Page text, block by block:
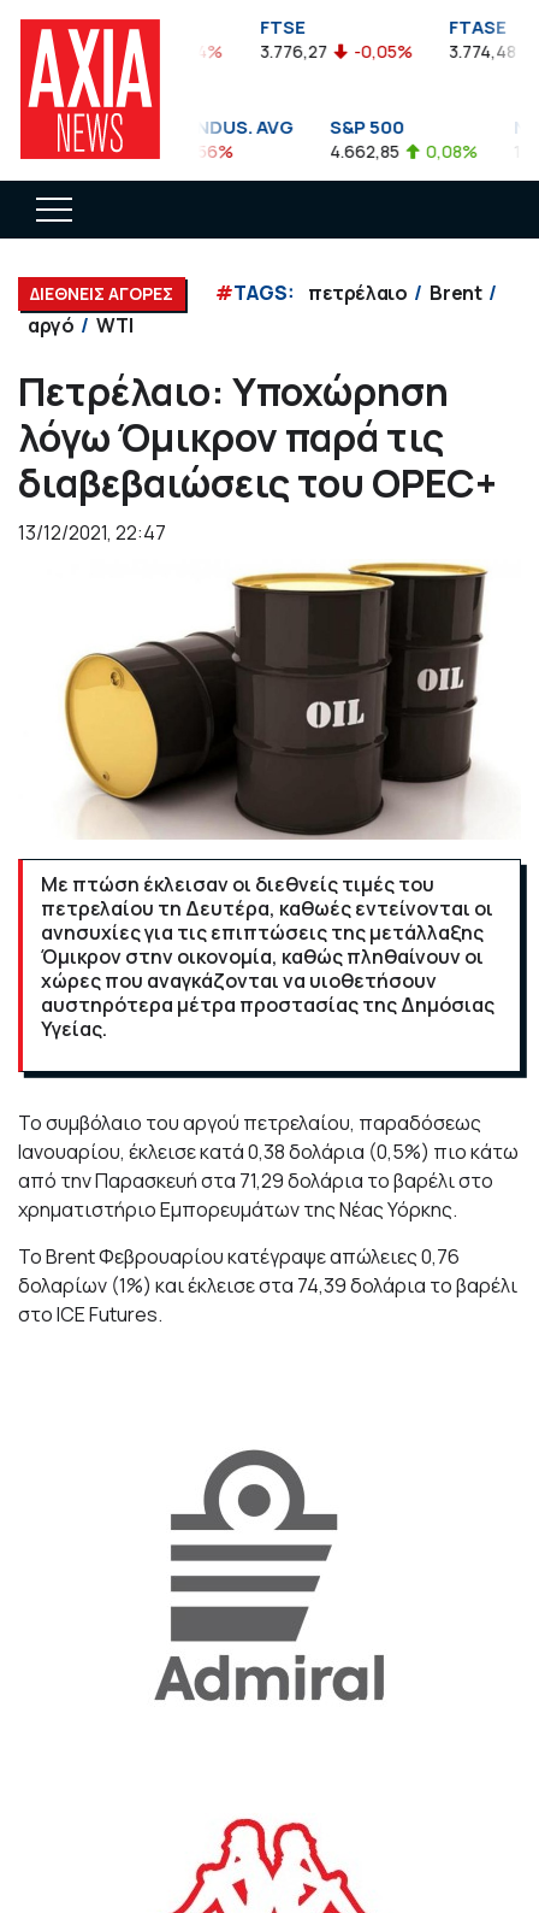
FTSEA
899,47 -0,04%
FTSE
3.776,27 -0,05%
FTASE
3.774,48
DOW JONES INDUS. AVG
35.911,81 -0,56%
S&P 500
4.662,85 0,08%
ΔΙΕΘΝΕΙΣ ΑΓΟΡΕΣ #TAGS: πετρέλαιο
Brent
αργό
WTI
Πετρέλαιο: Υποχώρηση
λόγω Όμικρον παρά τις
διαβεβαιώσεις του OPEC+
13/12/2021, 22:47
Με πτώση έκλεισαν οι διεθνείς τιμές του
πετρελαίου τη Δευτέρα, καθωές εντείνονται οι
ανησυχίες για τις επιπτώσεις της μετάλλαξης
Όμικρον στην οικονομία, καθώς πληθαίνουν οι
χώρες που αναγκάζονται να υιοθετήσουν
αυστηρότερα μέτρα προστασίας της Δημόσιας
Υγείας.
Το συμβόλαιο του αργού πετρελαίου, παραδόσεως
Ιανουαρίου, έκλεισε κατά 0,38 δολάρια (0,5%) πιο κάτω
από την Παρασκευή στα 71,29 δολάρια το βαρέλι στο
χρηματιστήριο Εμπορευμάτων της Νέας Υόρκης.
Το Brent Φεβρουαρίου κατέγραψε απώλειες 0,76
δολαρίων (1%) και έκλεισε στα 74,39 δολάρια το βαρέλι
στο ICE Futures.